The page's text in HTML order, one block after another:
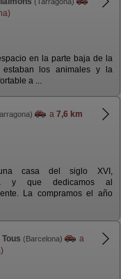
en la parte baja de la
estaban los animales y la
a ...
a 7,6 km
casa del siglo XVI,
y que dedicamos al
La compramos el año
(Barcelona)
a